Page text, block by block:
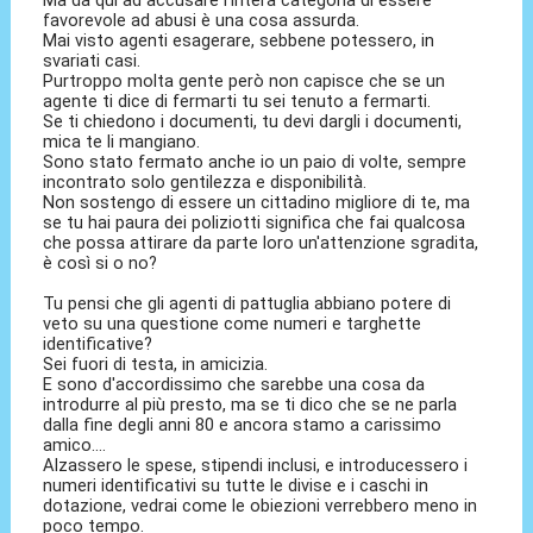
favorevole ad abusi è una cosa assurda.
Mai visto agenti esagerare, sebbene potessero, in
svariati casi.
Purtroppo molta gente però non capisce che se un
agente ti dice di fermarti tu sei tenuto a fermarti.
Se ti chiedono i documenti, tu devi dargli i documenti,
mica te li mangiano.
Sono stato fermato anche io un paio di volte, sempre
incontrato solo gentilezza e disponibilità.
Non sostengo di essere un cittadino migliore di te, ma
se tu hai paura dei poliziotti significa che fai qualcosa
che possa attirare da parte loro un'attenzione sgradita,
è così si o no?
Tu pensi che gli agenti di pattuglia abbiano potere di
veto su una questione come numeri e targhette
identificative?
Sei fuori di testa, in amicizia.
E sono d'accordissimo che sarebbe una cosa da
introdurre al più presto, ma se ti dico che se ne parla
dalla fine degli anni 80 e ancora stamo a carissimo
amico....
Alzassero le spese, stipendi inclusi, e introducessero i
numeri identificativi su tutte le divise e i caschi in
dotazione, vedrai come le obiezioni verrebbero meno in
poco tempo.